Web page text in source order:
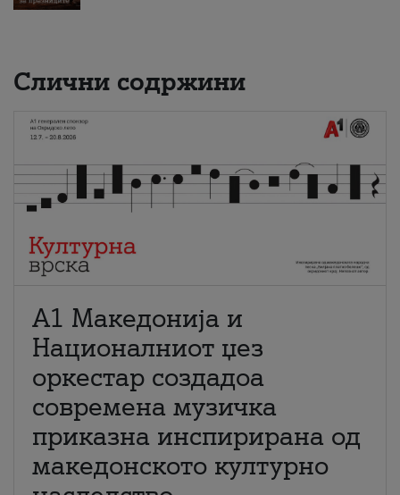
Слични содржини
А1 Македонија и
Националниот џез
оркестар создадоа
современа музичка
приказна инспирирана од
македонското културно